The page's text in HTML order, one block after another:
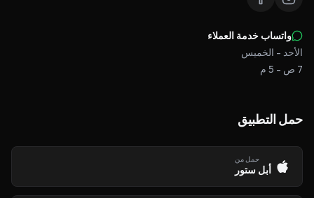
واتساب خدمة العملاء
الأحد - الخميس
7 ص - 5 م
حمل التطبيق
حمل من
أبل ستور